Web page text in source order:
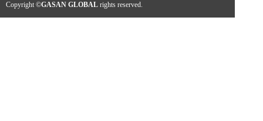
Copyright ©GASAN GLOBAL rights reserved.